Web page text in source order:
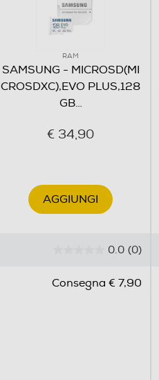
RAM
SAMSUNG - MICROSD(MI
CROSDXC),EVO PLUS,128
GB…
€ 34,90
AGGIUNGI
0.0 (0)
Consegna € 7,90